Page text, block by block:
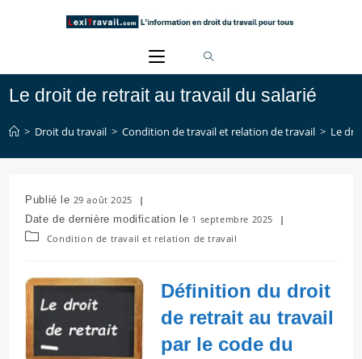
Le droit de retrait au travail du salarié
> Droit du travail > Condition de travail et relation de travail > Le
Publication
publiée :
29 août 2025
Dernière
modification
publication :
1 septembre 2025
PostCondition de travail et relation de travail
Définition du droit
de retrait au travail
par le code du